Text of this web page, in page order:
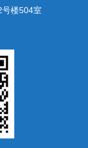
楼504室